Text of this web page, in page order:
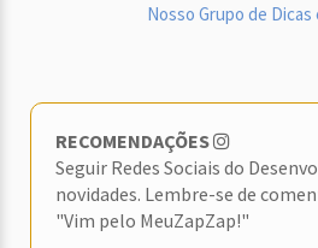
Nosso Grupo de
RECOMENDAÇÕES
Seguir Redes Sociais do
novidades. Lembre-se de
"Vim pelo MeuZapZap!"